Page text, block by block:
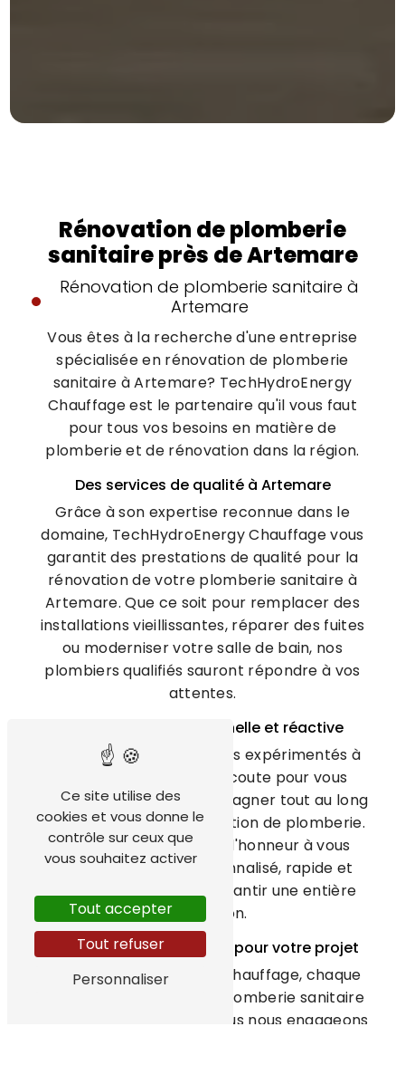
Rénovation de plomberie
sanitaire près de Artemare
Rénovation de plomberie sanitaire à
Artemare
Vous êtes à la recherche d'une entreprise
spécialisée en rénovation de plomberie
sanitaire à Artemare? TechHydroEnergy
Chauffage est le partenaire qu'il vous faut
pour tous vos besoins en matière de
plomberie et de rénovation dans la région.
Des services de qualité à Artemare
Grâce à son expertise reconnue dans le
domaine, TechHydroEnergy Chauffage vous
garantit des prestations de qualité pour la
rénovation de votre plomberie sanitaire à
Artemare. Que ce soit pour remplacer des
installations vieillissantes, réparer des fuites
ou moderniser votre salle de bain, nos
plombiers qualifiés sauront répondre à vos
attentes.
Une équipe professionnelle et réactive
Notre équipe de plombiers expérimentés à
Artemare est à votre écoute pour vous
conseiller et vous accompagner tout au long
de votre projet de rénovation de plomberie.
Nous mettons un point d'honneur à vous
fournir un service personnalisé, rapide et
efficace, afin de vous garantir une entière
satisfaction.
Des solutions sur mesure pour votre projet
Chez TechHydroEnergy Chauffage, chaque
projet de rénovation de plomberie sanitaire
à Artemare est unique. Nous nous engageons
Ce site utilise des
cookies et vous donne le
contrôle sur ceux que
vous souhaitez activer
Tout accepter
Tout refuser
Personnaliser